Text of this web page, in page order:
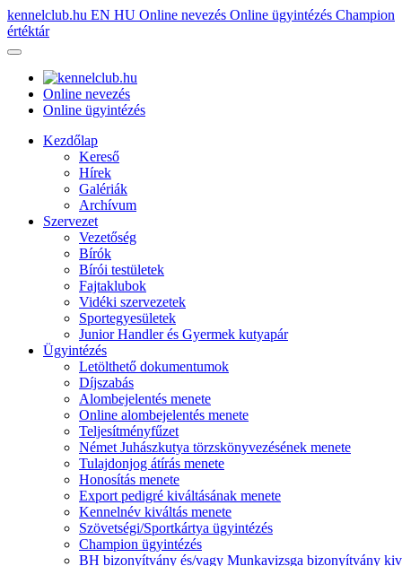
kennelclub.hu EN HU Online nevezés Online ügyintézés Champion
értéktár
Online nevezés
Online ügyintézés
Kezdőlap
Kereső
Hírek
Galériák
Archívum
Szervezet
Vezetőség
Bírók
Bírói testületek
Fajtaklubok
Vidéki szervezetek
Sportegyesületek
Junior Handler és Gyermek kutyapár
Ügyintézés
Letölthető dokumentumok
Díjszabás
Alombejelentés menete
Online alombejelentés menete
Teljesítményfűzet
Német Juhászkutya törzskönyvezésének menete
Tulajdonjog átírás menete
Honosítás menete
Export pedigré kiváltásának menete
Kennelnév kiváltás menete
Szövetségi/Sportkártya ügyintézés
Champion ügyintézés
BH bizonyítvány és/vagy Munkavizsga bizonyítvány